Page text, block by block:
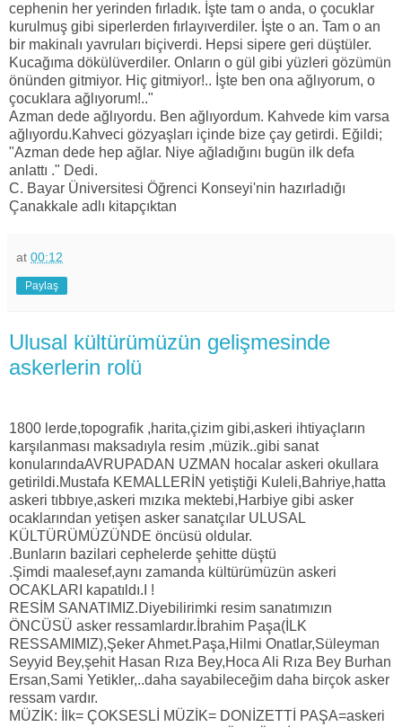
cephenin her yerinden fırladık. İşte tam o anda, o çocuklar
kurulmuş gibi siperlerden fırlayıverdiler. İşte o an. Tam o an
bir makinalı yavruları biçiverdi. Hepsi sipere geri düştüler.
Kucağıma dökülüverdiler. Onların o gül gibi yüzleri gözümün
önünden gitmiyor. Hiç gitmiyor!.. İşte ben ona ağlıyorum, o
çocuklara ağlıyorum!.."
Azman dede ağlıyordu. Ben ağlıyordum. Kahvede kim varsa
ağlıyordu.Kahveci gözyaşları içinde bize çay getirdi. Eğildi;
"Azman dede hep ağlar. Niye ağladığını bugün ilk defa
anlattı ." Dedi.
C. Bayar Üniversitesi Öğrenci Konseyi'nin hazırladığı
Çanakkale adlı kitapçıktan
at 00:12
Paylaş
Ulusal kültürümüzün gelişmesinde
askerlerin rolü
1800 lerde,topografik ,harita,çizim gibi,askeri ihtiyaçların
karşılanması maksadıyla resim ,müzik..gibi sanat
konularındaAVRUPADAN UZMAN hocalar askeri okullara
getirildi.Mustafa KEMALLERİN yetiştiği Kuleli,Bahriye,hatta
askeri tıbbıye,askeri mızıka mektebi,Harbiye gibi asker
ocaklarından yetişen asker sanatçılar ULUSAL
KÜLTÜRÜMÜZÜNDE öncüsü oldular.
.Bunların bazilari cephelerde şehitte düştü
.Şimdi maalesef,aynı zamanda kültürümüzün askeri
OCAKLARI kapatıldı.I !
RESİM SANATIMIZ.Diyebilirimki resim sanatımızın
ÖNCÜSÜ asker ressamlardır.İbrahim Paşa(İLK
RESSAMIMIZ),Şeker Ahmet.Paşa,Hilmi Onatlar,Süleyman
Seyyid Bey,şehit Hasan Rıza Bey,Hoca Ali Rıza Bey Burhan
Ersan,Sami Yetikler,..daha sayabileceğim daha birçok asker
ressam vardır.
MÜZİK: İlk= ÇOKSESLİ MÜZİK= DONİZETTİ PAŞA=askeri